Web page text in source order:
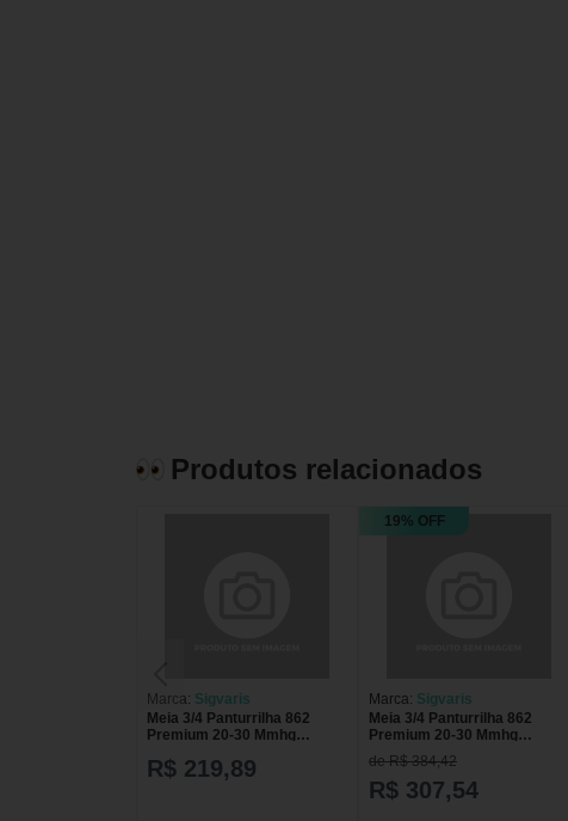
Produtos relacionados
Marca: Sigvaris
Meia 3/4 Panturrilha 862
Premium 20-30 Mmhg
Pequena Curta Natural
R$ 219,89
19% OFF
Marca: Sigvaris
Meia 3/4 Panturrilha 862
Premium 20-30 Mmhg
Ponteira Aberta Sigvaris
Pequena Curta Natural
de R$ 384,42
R$ 307,54